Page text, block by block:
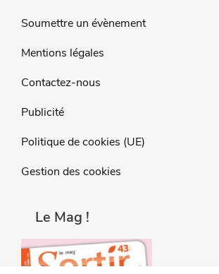
Soumettre un évènement
Mentions légales
Contactez-nous
Publicité
Politique de cookies (UE)
Gestion des cookies
Le Mag !